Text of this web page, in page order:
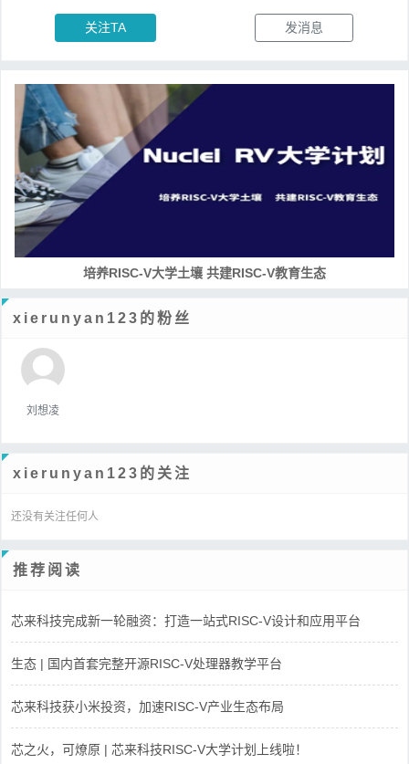
关注TA 发消息
培养RISC-V大学土壤 共建RISC-V教育生态
xierunyan123的粉丝
刘想凌
xierunyan123的关注
还没有关注任何人
推荐阅读
芯来科技完成新一轮融资：打造一站式RISC-V设计和应用平台
生态 | 国内首套完整开源RISC-V处理器教学平台
芯来科技获小米投资，加速RISC-V产业生态布局
芯之火，可燎原 | 芯来科技RISC-V大学计划上线啦！